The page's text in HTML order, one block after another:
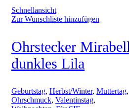
Schnellansicht
Zur Wunschliste hinzufügen
Ohrstecker Mirabell
dunkles Lila
Geburtstag, Herbst/Winter, Muttertag,
Ohrschmuck, Valentinstag,